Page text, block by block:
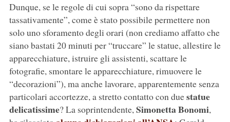
Dunque, se le regole di cui sopra “sono da rispettare
tassativamente”, come è stato possibile permettere non
solo uno sforamento degli orari (non crediamo affatto che
siano bastati 20 minuti per “truccare” le statue, allestire le
apparecchiature, istruire gli assistenti, scattare le
fotografie, smontare le apparecchiature, rimuovere le
“decorazioni”), ma anche lavorare, apparentemente senza
particolari accortezze, a stretto contatto con duestatue
delicatissime? La soprintendente,Simonetta Bonomi,